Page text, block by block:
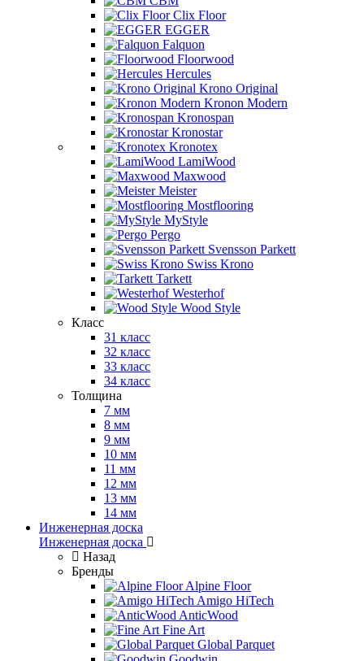
Clix Floor
EGGER
Falquon
Floorwood
Hercules
Krono Original
Kronon Modern
Kronospan
Kronostar
Kronotex
LamiWood
Maxwood
Meister
Mostflooring
MyStyle
Pergo
Svensson Parkett
Swiss Krono
Tarkett
Westerhof
Wood Style
Класс
31 класс
32 класс
33 класс
34 класс
Толщина
7 мм
8 мм
9 мм
10 мм
11 мм
12 мм
13 мм
14 мм
Инженерная доска
Инженерная доска
Назад
Бренды
Alpine Floor
Amigo HiTech
AnticWood
Fine Art
Global Parquet